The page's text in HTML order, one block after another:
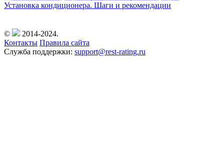
Установка кондиционера. Шаги и рекомендации
©
2014-2024.
Контакты Правила сайта
Служба поддержки: support@rest-rating.ru